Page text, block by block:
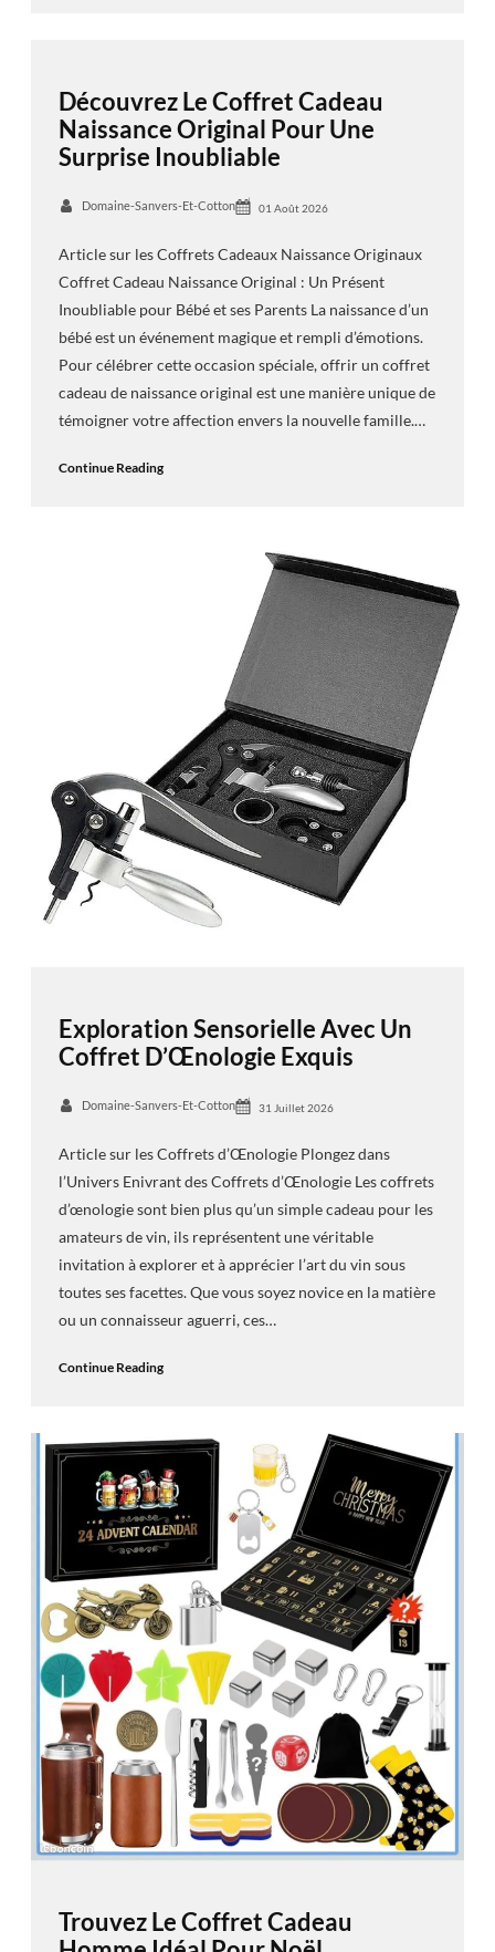
Découvrez Le Coffret Cadeau
Naissance Original Pour Une
Surprise Inoubliable
Domaine-Sanvers-Et-Cotton 01 Août 2026
Article sur les Coffrets Cadeaux Naissance Originaux
Coffret Cadeau Naissance Original : Un Présent
Inoubliable pour Bébé et ses Parents La naissance d’un
bébé est un événement magique et rempli d’émotions.
Pour célébrer cette occasion spéciale, offrir un coffret
cadeau de naissance original est une manière unique de
témoigner votre affection envers la nouvelle famille.…
Continue Reading
Exploration Sensorielle Avec Un
Coffret D’Œnologie Exquis
Domaine-Sanvers-Et-Cotton 31 Juillet 2026
Article sur les Coffrets d’Œnologie Plongez dans
l’Univers Enivrant des Coffrets d’Œnologie Les coffrets
d’œnologie sont bien plus qu’un simple cadeau pour les
amateurs de vin, ils représentent une véritable
invitation à explorer et à apprécier l’art du vin sous
toutes ses facettes. Que vous soyez novice en la matière
ou un connaisseur aguerri, ces…
Continue Reading
Trouvez Le Coffret Cadeau